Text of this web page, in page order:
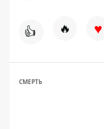
👍 🔥 ♥
СМЕРТЬ